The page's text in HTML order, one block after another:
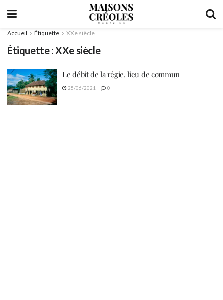
Accueil Étiquette XXe siècle
Étiquette :XXe siècle
Le débit de la régie, lieu de commun
25/06/2021 0